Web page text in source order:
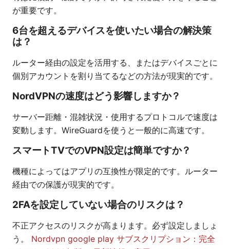
が重要です。
6台を超えるデバイスを使いたい場合の解決策
は？
ルーター経由の設定を活用する、またはデバイスごとに
個別アカウントを割り当てるなどの方法が現実的です。
NordVPNの速度はどう影響しますか？
サーバー距離・混雑状況・使用するプロトコルで速度は
変動します。WireGuardを使うと一般的に高速です。
スマートTVでのVPN設定は簡単ですか？
機種によってはアプリの互換性が限定的です。ルーター
経由での保護が現実的です。
2FAを設定していない場合のリスクは？
不正アクセスのリスクが高まります。必ず設定しましょ
う。 Nordvpn google play サブスクリプション：完全